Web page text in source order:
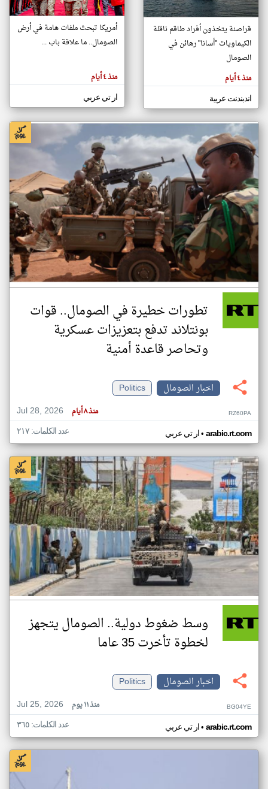
تغيير الدولة
اخبار الصومال على مدار الساعة
أهم اخبار الصومال العاجلة والمباشرة
المقالات
هنا عن
وجهة
كاتبيها.
قراصنة يتخذون أفراد طاقم ناقلة
الكيماويات "أسانا" رهائن في
الصومال
منذ ٤ أيام
اندبندنت عربية
أمريكا تبحث ملفات هامة في أرض
الصومال.. ما علاقة باب ...
منذ ٤ أيام
ار تي عربي
تطورات خطيرة في الصومال.. قوات
بونتلاند تدفع بتعزيزات عسكرية
وتحاصر قاعدة أمنية
اخبار الصومال
Politics
Jul 28, 2026
منذ ٨ أيام RZ60PA
ار تي عربي• arabic.rt.com عدد الكلمات: ٢١٧
وسط ضغوط دولية.. الصومال يتجهز
لخطوة تأخرت 35 عاما
اخبار الصومال
Politics
Jul 25, 2026
منذ ١١ يوم BG04YE
ار تي عربي• arabic.rt.com عدد الكلمات: ٣٦٥
klyoum.com